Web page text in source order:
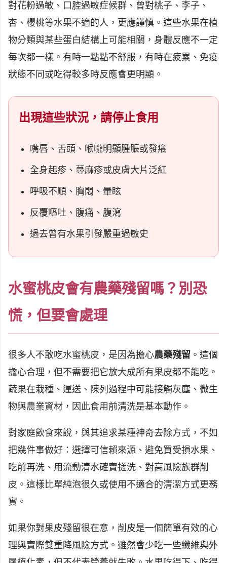
對花粉過敏、口腔過敏症候群、曾對桃子、李子、
杏、櫻桃等水果不適的人，更應謹慎。這些水果在植
物分類與某些蛋白結構上可能相關，身體反應不一定
每次都一樣。有時一點點不舒服，有時在疲累、免疫
狀態不同或吃得較多時反應會更明顯。
出現這些狀況，請停止食用
嘴唇、舌頭、喉嚨明顯腫脹或發癢
全身起疹、蕁麻疹或皮膚大片泛紅
呼吸不順、胸悶、暈眩
反覆嘔吐、腹痛、腹瀉
過去曾有水果引發嚴重過敏史
水蜜桃皮會有農藥殘留嗎？別恐
慌，但要會處理
很多人不敢吃水蜜桃皮，是因為擔心農藥殘留 。這個
擔心合理，但不需要把它放大成所有果皮都不能吃。
蔬果在栽種、運送、陳列過程中可能接觸灰塵、微生
物與農業資材，因此食用前清洗是基本動作。
對家庭飲食來說，與其追求某種神奇去除方式，不如
把幾件事做好：選擇可信賴來源、避免買受損水果、
吃前再洗、用流動清水確實搓洗、對高風險族群削
皮。這樣比單純泡很久或使用不適合的清潔方式更務
實。
如果你對果皮殘留很在意，削皮是一個簡單有效的心
理與實際雙重降風險方式。雖然會少吃一些纖維與外